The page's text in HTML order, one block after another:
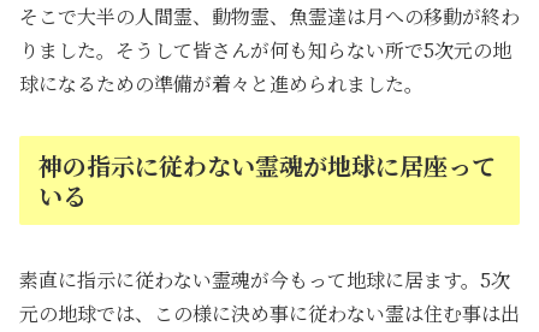
そこで大半の人間霊、動物霊、魚霊達は月への移動が終わ
りました。そうして皆さんが何も知らない所で5次元の地
球になるための準備が着々と進められました。
神の指示に従わない霊魂が地球に居座って
いる
素直に指示に従わない霊魂が今もって地球に居ます。5次
元の地球では、この様に決め事に従わない霊は住む事は出